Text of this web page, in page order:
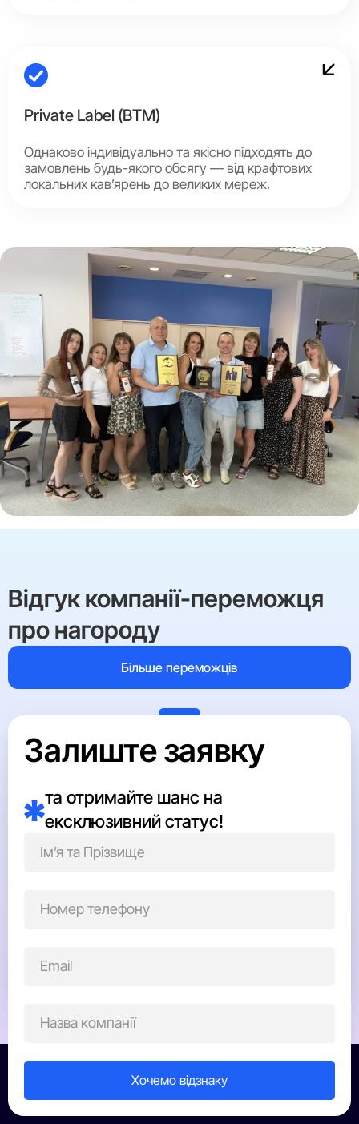
Private Label (ВТМ)
Однаково індивідуально та якісно підходять до
замовлень будь-якого обсягу — від крафтових
локальних кав’ярень до великих мереж.
Відгук компанії-переможця
про нагороду
Більше переможців
Для нашої команди статус «Вибір Країни» — це не
просто висока нагорода, а офіційне підтвердження
довіри тисяч бариста, рестораторів, партнерів та
кінцевих споживачів, які щодня обирають якість
якісних напоїв в Україні, експериментувати та
Сергій Ніколенко
Залиште заявку
та отримайте шанс на
ексклюзивний статус!